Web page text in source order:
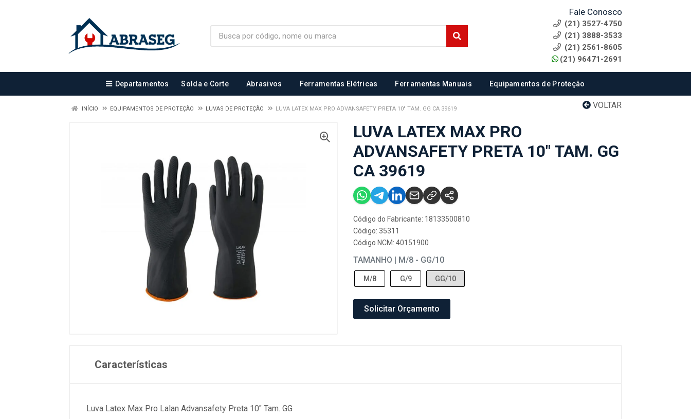
Fale Conosco
(21) 3527-4750
(21) 3888-3533
(21) 2561-8605
(21) 96471-2691
Departamentos Solda e Corte Abrasivos Ferramentas Elétricas Ferramentas Manuais Equipamentos de Proteção
VOLTAR
INÍCIO EQUIPAMENTOS DE PROTEÇÃO LUVAS DE PROTEÇÃO LUVA LATEX MAX PRO ADVANSAFETY PRETA 10" TAM. GG CA 39619
LUVA LATEX MAX PRO
ADVANSAFETY PRETA 10" TAM. GG
CA 39619
Código do Fabricante: 18133500810
Código: 35311
Código NCM: 40151900
TAMANHO | M/8 - GG/10
M/8 G/9 GG/10
Solicitar Orçamento
Características
Luva Latex Max Pro Lalan Advansafety Preta 10" Tam. GG